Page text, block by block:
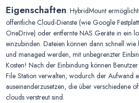
Eigenschaften: HybridMount
öffentliche Cloud-Dienste (wie Google
OneDrive) oder entfernte NAS Geräte in ein
einzubinden. Dateien können dann schnell
und managed werden, mit unbegrenzter
Kosten! Nach der Einbindung können
File Station verwalten, wodurch der Aufwand
auseinanderzusetzen, die über verschiedene
clouds verstreut sind.